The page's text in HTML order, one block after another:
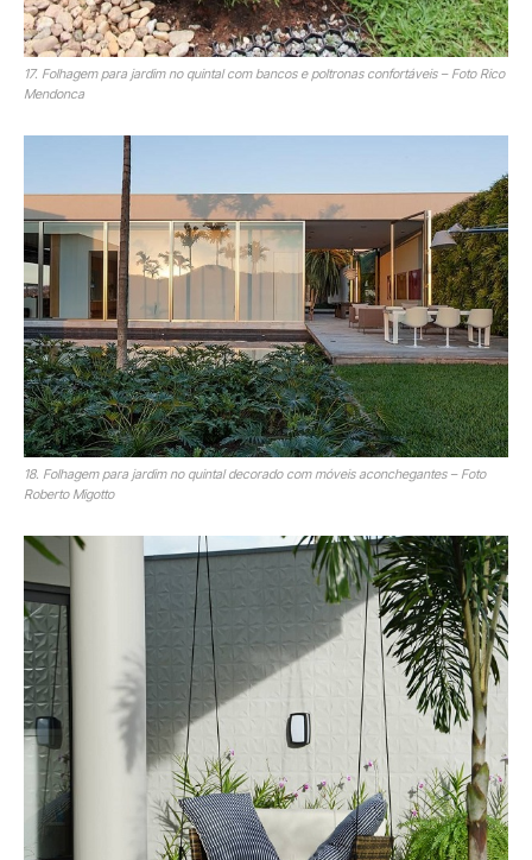
17. Folhagem para jardim no quintal com bancos e poltronas confortáveis – Foto Rico
Mendonca
18. Folhagem para jardim no quintal decorado com móveis aconchegantes – Foto
Roberto Migotto